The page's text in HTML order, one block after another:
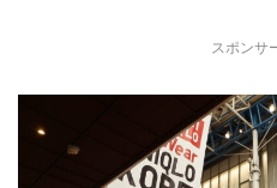
スポンサ